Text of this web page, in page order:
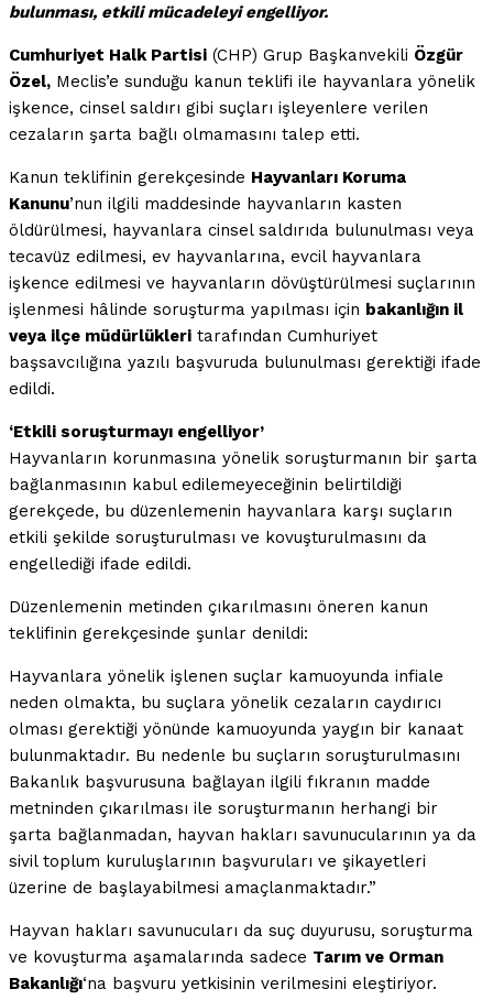
bulunması, etkili mücadeleyi engelliyor.
Cumhuriyet Halk Partisi (CHP) Grup Başkanvekili Özgür
Özel, Meclis’e sunduğu kanun teklifi ile hayvanlara yönelik
işkence, cinsel saldırı gibi suçları işleyenlere verilen
cezaların şarta bağlı olmamasını talep etti.
Kanun teklifinin gerekçesinde Hayvanları Koruma
Kanunu’nun ilgili maddesinde hayvanların kasten
öldürülmesi, hayvanlara cinsel saldırıda bulunulması veya
tecavüz edilmesi, ev hayvanlarına, evcil hayvanlara
işkence edilmesi ve hayvanların dövüştürülmesi suçlarının
işlenmesi hâlinde soruşturma yapılması için bakanlığın il
veya ilçe müdürlükleri tarafından Cumhuriyet
başsavcılığına yazılı başvuruda bulunulması gerektiği ifade
edildi.
‘Etkili soruşturmayı engelliyor’
Hayvanların korunmasına yönelik soruşturmanın bir şarta
bağlanmasının kabul edilemeyeceğinin belirtildiği
gerekçede, bu düzenlemenin hayvanlara karşı suçların
etkili şekilde soruşturulması ve kovuşturulmasını da
engellediği ifade edildi.
Düzenlemenin metinden çıkarılmasını öneren kanun
teklifinin gerekçesinde şunlar denildi:
Hayvanlara yönelik işlenen suçlar kamuoyunda infiale
neden olmakta, bu suçlara yönelik cezaların caydırıcı
olması gerektiği yönünde kamuoyunda yaygın bir kanaat
bulunmaktadır. Bu nedenle bu suçların soruşturulmasını
Bakanlık başvurusuna bağlayan ilgili fıkranın madde
metninden çıkarılması ile soruşturmanın herhangi bir
şarta bağlanmadan, hayvan hakları savunucularının ya da
sivil toplum kuruluşlarının başvuruları ve şikayetleri
üzerine de başlayabilmesi amaçlanmaktadır.”
Hayvan hakları savunucuları da suç duyurusu, soruşturma
ve kovuşturma aşamalarında sadece Tarım ve Orman
Bakanlığı‘na başvuru yetkisinin verilmesini eleştiriyor.